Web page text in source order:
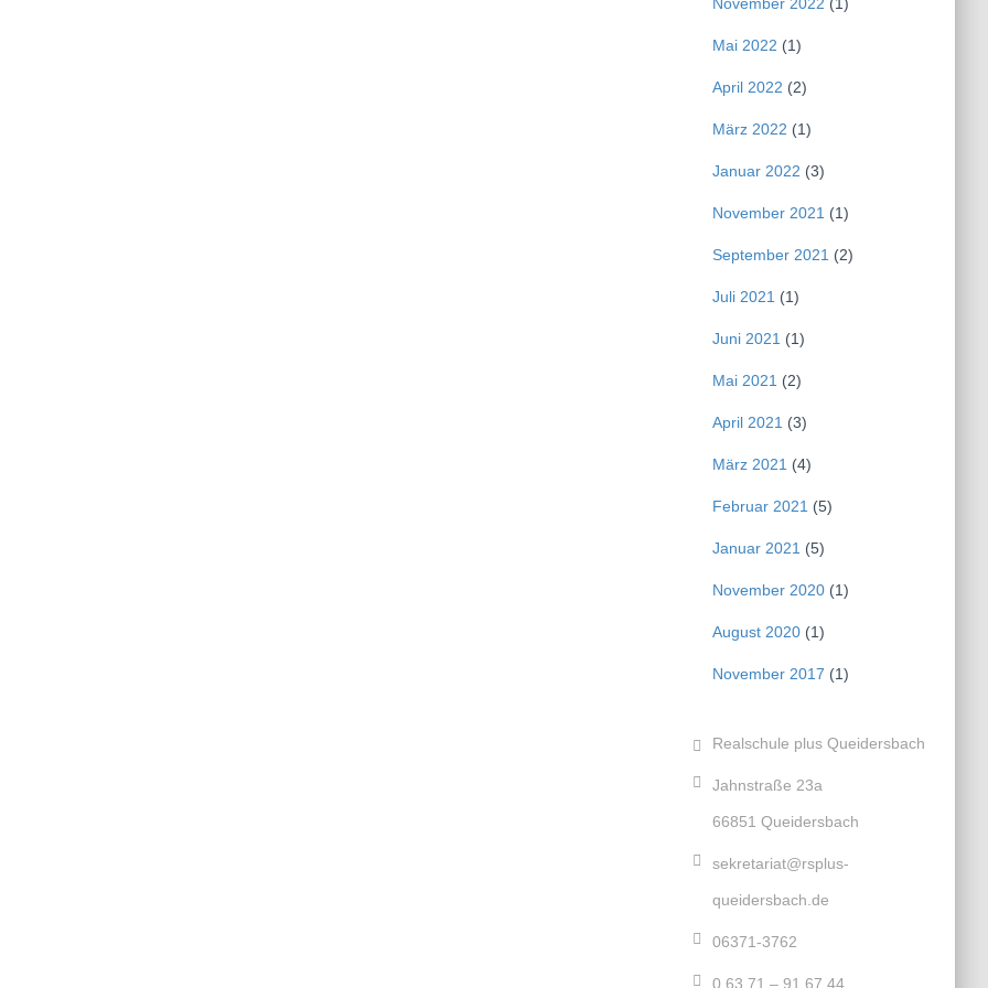
Mai 2022 (1)
April 2022 (2)
März 2022 (1)
Januar 2022 (3)
November 2021 (1)
September 2021 (2)
Juli 2021 (1)
Juni 2021 (1)
Mai 2021 (2)
April 2021 (3)
März 2021 (4)
Februar 2021 (5)
Januar 2021 (5)
November 2020(1)
August 2020(1)
November 2017 (1)
Realschule plus Queidersbach
Jahnstraße 23a
66851 Queidersbach
sekretariat@rsplus-
queidersbach.de
06371-3762
0 63 71 – 91 67 44